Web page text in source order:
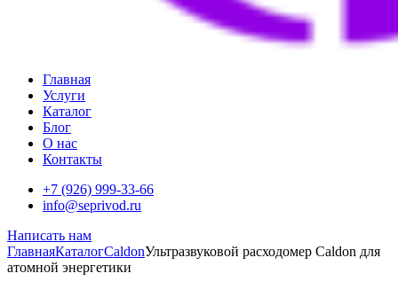
Главная
Услуги
Каталог
Блог
О нас
Контакты
+7 (926) 999-33-66
info@seprivod.ru
Написать нам
ГлавнаяКаталогCaldonУльтразвуковой расходомер Caldon для
атомной энергетики